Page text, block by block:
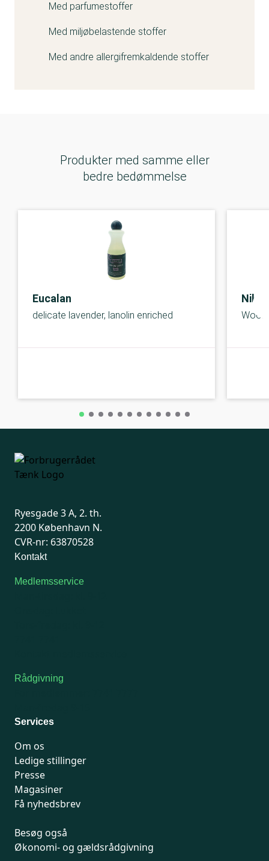
Med parfumestoffer
Med miljøbelastende stoffer
Med andre allergifremkaldende stoffer
Produkter med samme eller
bedre bedømmelse
Eucalan
delicate lavender, lanolin enriched Wool
Ryesgade 3 A, 2. th.
2200 København N.
CVR-nr: 63870528
Kontakt
Medlemsservice
Rådgivning
Services
Om os
Ledige stillinger
Presse
Magasiner
Få nyhedsbrev
Besøg også
Økonomi- og gældsrådgivning